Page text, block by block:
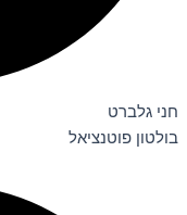
חני גלברט
בולטון פוטנציאל